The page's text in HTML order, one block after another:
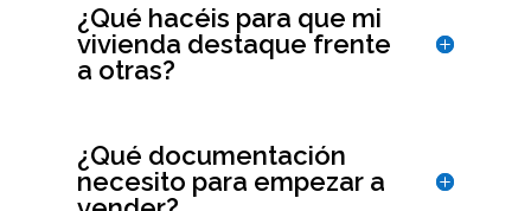
¿Qué hacéis para que mi
vivienda destaque frente
a otras?
¿Qué documentación
necesito para empezar a